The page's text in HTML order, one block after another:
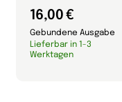
16,00 €
Gebundene Ausgabe
Lieferbar in 1-3
Werktagen